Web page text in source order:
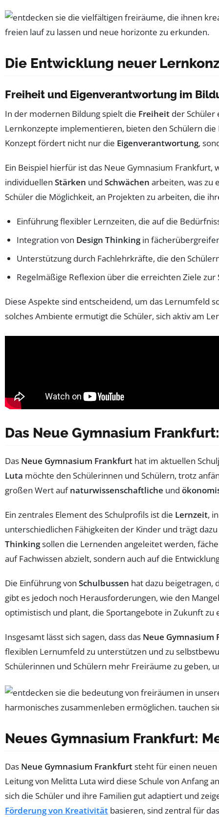
Die Entwicklung neuer
Freiheit und Eigenverantwortung im
In der modernen Bildung spielt die Freiheit der
Lernkonzepte implementieren, bieten den Schülern
Konzept fördert nicht nur die Eigenverantwortung,
Ein Beispiel hierfür ist das Neue Gymnasium
individuellen Stärken und Schwächen arbeiten, was zu
Schüler die Möglichkeit, an Projekten zu arbeiten, die
Einführung flexibler Lernzeiten, die auf die
Integration von Design Thinkingin
Unterstützung durch Fachlehrkräfte, die den
Regelmäßige Reflexion über die erreichten Ziele zur
Diese Aspekte sind entscheidend, um das Lernumfeld
solches Ambiente ermutigt die Schüler, sich aktiv am
Das Neue Gymnasium
Das Neue Gymnasium Frankfurt hat im aktuellen
Luta möchte den Schülerinnen und Schülern, trotz
großen Wert aufnaturwissenschaftliche und
Ein zentrales Element des Schulprofils ist die Lernzeit,
unterschiedlichen Fähigkeiten der Kinder und trägt
Thinkingsollen die Lernenden angeleitet werden,
auf Fachwissen abzielt, sondern auch auf die
Die Einführung von Schulbussen hat dazu beigetragen,
gibt es jedoch noch Herausforderungen, wie den
optimistisch und plant, die Sportangebote in Zukunft
Insgesamt lässt sich sagen, dass das Neue Gymnasium
flexiblen Lernumfeld zu unterstützen und zu
Schülerinnen und Schülern mehr Freiräume zu geben,
Neues Gymnasium Frankfurt:
Das Neue Gymnasium Frankfurtsteht für einen
Leitung von Melitta Luta wird diese Schule von Anfang
sich die Schüler und ihre Familien gut adaptiert und
Förderung von Kreativität basieren, sind zentral für